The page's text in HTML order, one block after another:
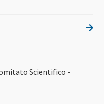
Scientifico -